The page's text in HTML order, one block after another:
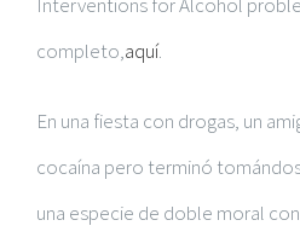
completo,aquí.
En una fiesta con drogas, un
cocaína pero terminó
una especie de doble moral